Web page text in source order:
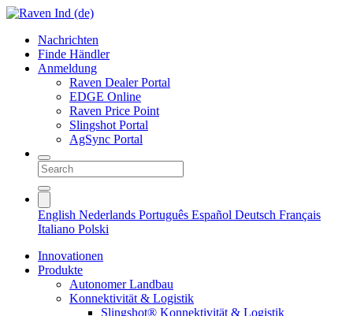
Nachrichten
Finde Händler
Anmeldung
Raven Dealer Portal
EDGE Online
Raven Price Point
Slingshot Portal
AgSync Portal
English Nederlands Português Español Deutsch Français
Italiano Polski
Innovationen
Produkte
Autonomer Landbau
Konnektivität & Logistik
Slingshot® Konnektivität & Logistik